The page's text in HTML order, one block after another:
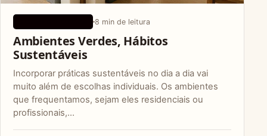
8 min de leitura
Ambientes Verdes, Hábitos
Sustentáveis
Incorporar práticas sustentáveis no dia a dia vai
muito além de escolhas individuais. Os ambientes
que frequentamos, sejam eles residenciais ou
profissionais,…